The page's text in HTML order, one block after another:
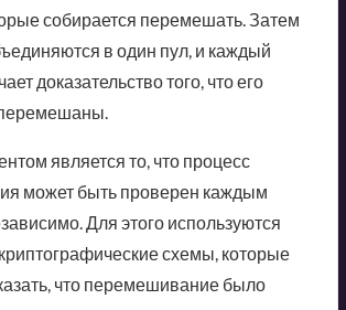
собирается перемешать. Затем
в один пул, и каждый
доказательство того, что его
является то, что процесс
может быть проверен каждым
Для этого используются
схемы, которые
что перемешивание было